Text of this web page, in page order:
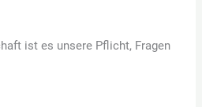
ist es unsere Pflicht, Fragen